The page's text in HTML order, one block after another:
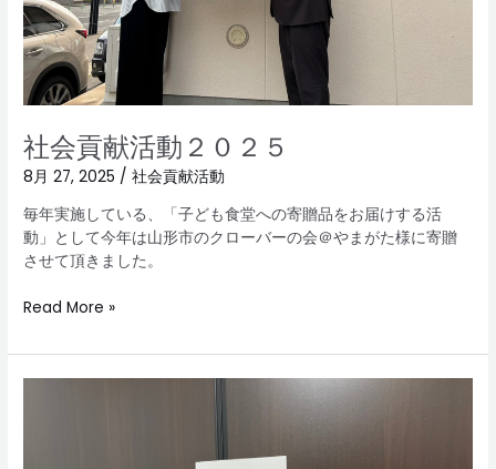
社会貢献活動２０２５
8月 27, 2025 /社会貢献活動
毎年実施している、「子ども食堂への寄贈品をお届けする活
動」として今年は山形市のクローバーの会＠やまがた様に寄贈
させて頂きました。
Read More »